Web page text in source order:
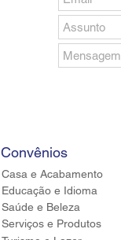
Convênios
Casa e Acabamento
Educação e Idioma
Saúde e Beleza
Serviços e Produtos